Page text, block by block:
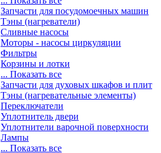
Запчасти для посудомоечных машин
Тэны (нагреватели)
Сливные насосы
Моторы - насосы циркуляции
Фильтры
Корзины и лотки
... Показать все
Запчасти для духовых шкафов и плит
Тэны (нагревательные элементы)
Переключатели
Уплотнитель двери
Уплотнители варочной поверхности
Лампы
... Показать все